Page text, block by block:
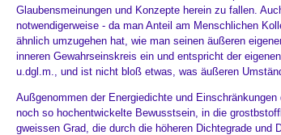
Glaubensmeinungen und Konzepte herein zu fallen.
notwendigerweise - da man Anteil am Menschlichen
ähnlich umzugehen hat, wie man seinen äußeren
inneren Gewahrseinskreis ein und entspricht der
u.dgl.m., und ist nicht bloß etwas, was äußeren
Außgenommen der Energiedichte und
noch so hochentwickelte Bewusstsein, in die
gweissen Grad, die durch die höheren Dichtegrade und